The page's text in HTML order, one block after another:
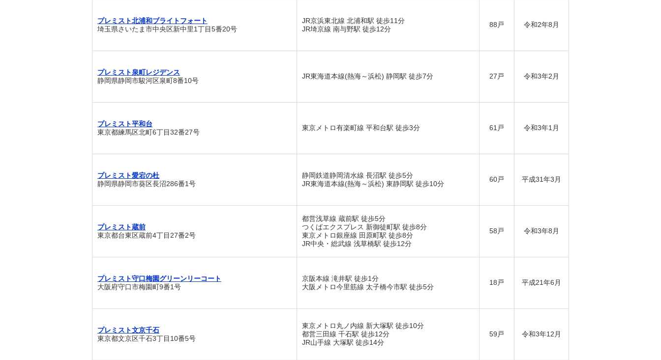
プレミスト北浦和ブライトフォート
埼玉県さいたま市中央区新中里1丁目5番20号
JR京浜東北線 北浦和駅 徒歩11分
JR埼京線 南与野駅 徒歩12分
88戸 令和2年8月
プレミスト泉町レジデンス
静岡県静岡市駿河区泉町8番10号
JR東海道本線(熱海～浜松) 静岡駅 徒歩7分 27戸 令和3年2月
プレミスト平和台
東京都練馬区北町6丁目32番27号
東京メトロ有楽町線 平和台駅 徒歩3分 61戸 令和3年1月
プレミスト愛宕の杜
静岡県静岡市葵区長沼286番1号
静岡鉄道静岡清水線 長沼駅 徒歩5分
JR東海道本線(熱海～浜松) 東静岡駅 徒歩10分
60戸 平成31年3月
プレミスト蔵前
東京都台東区蔵前4丁目27番2号
都営浅草線 蔵前駅 徒歩5分
つくばエクスプレス 新御徒町駅 徒歩8分
東京メトロ銀座線 田原町駅 徒歩8分
JR中央・総武線 浅草橋駅 徒歩12分
58戸 令和3年8月
プレミスト守口梅園グリーンリーコート
大阪府守口市梅園町9番1号
京阪本線 滝井駅 徒歩1分
大阪メトロ今里筋線 太子橋今市駅 徒歩5分
18戸 平成21年6月
プレミスト文京千石
東京都文京区千石3丁目10番5号
東京メトロ丸ノ内線 新大塚駅 徒歩10分
都営三田線 千石駅 徒歩12分
JR山手線 大塚駅 徒歩14分
59戸 令和3年12月